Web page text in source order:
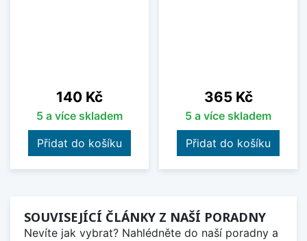
Cena
140 Kč
5 a více skladem
Přidat do košíku
Cena
365 Kč
5 a více skladem
Přidat do košíku
SOUVISEJÍCÍ ČLÁNKY Z NAŠÍ PORADNY
Nevíte jak vybrat? Nahlédněte do naší poradny a